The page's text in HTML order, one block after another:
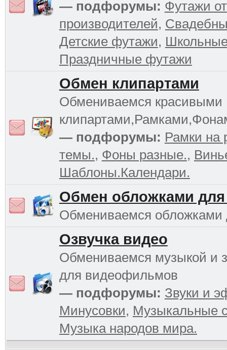
— подфорумы: Футажи от
производителей,
Детские футажи,
Праздничные футажи
Обмен клипартами
Обмениваемся красивыми
— подфорумы: Рамки на
темы., Фоны разные.,
Шаблоны.Календари.
Обмен обложками для
Обмениваемся обложками
Озвучка видео
Обмениваемся музыкой и
для видеофильмов
— подфорумы: Звуки и
Минусовки, Музыкальные
Музыка народов мира.